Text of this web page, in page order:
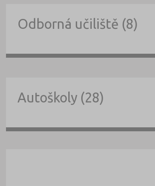
Odborná učiliště (8)
Autoškoly (28)